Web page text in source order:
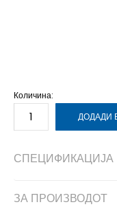
Количина:
ДОДАДИ
СПЕЦИФИКАЦИЈА
ЗА ПРОИЗВОДОТ